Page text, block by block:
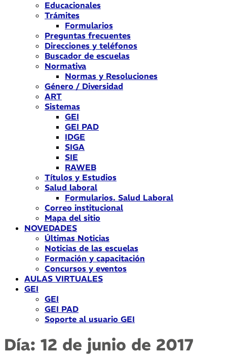
Educacionales
Trámites
Formularios
Preguntas frecuentes
Direcciones y teléfonos
Buscador de escuelas
Normativa
Normas y Resoluciones
Género / Diversidad
ART
Sistemas
GEI
GEI PAD
IDGE
SIGA
SIE
RAWEB
Títulos y Estudios
Salud laboral
Formularios. Salud Laboral
Correo institucional
Mapa del sitio
NOVEDADES
Últimas Noticias
Noticias de las escuelas
Formación y capacitación
Concursos y eventos
AULAS VIRTUALES
GEI
GEI
GEI PAD
Soporte al usuario GEI
Día: 12 de junio de 2017